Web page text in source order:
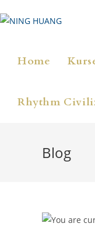
Inhalt
Home
Rhythm
Blog